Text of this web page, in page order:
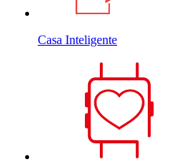
Casa Inteligente